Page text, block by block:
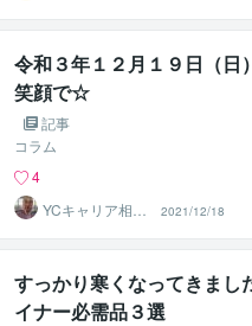
なぜラボ
令和３年１２月１９日（
笑顔で☆
記事
コラム
4
YCキャリア相談
2021/12/18
すっかり寒くなってきまし
イナー必需品３選